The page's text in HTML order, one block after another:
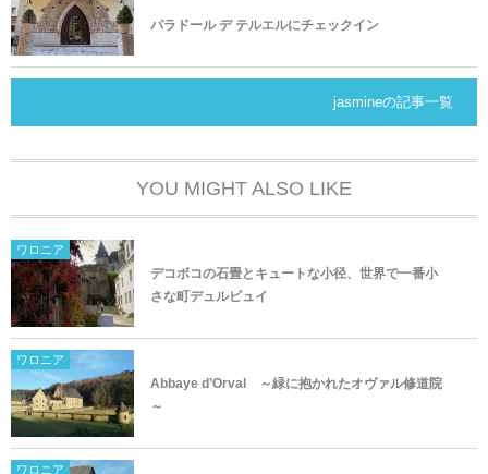
パラドール デ テルエルにチェックイン
jasmineの記事一覧
YOU MIGHT ALSO LIKE
ワロニア
デコボコの石畳とキュートな小径、世界で一番小
さな町デュルビュイ
ワロニア
Abbaye d’Orval ～緑に抱かれたオヴァル修道院
～
ワロニア